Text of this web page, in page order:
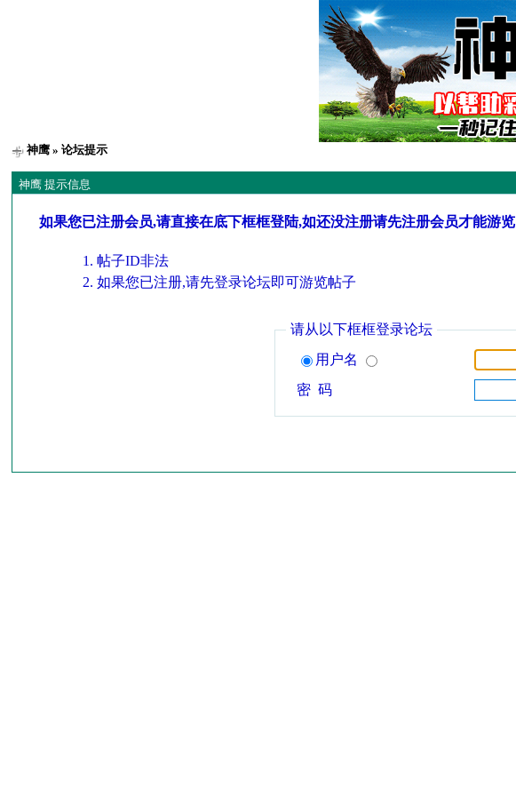
神鹰 » 论坛提示
神鹰 提示信息
如果您已注册会员,请直接在底下框框登陆,如还没注册请先注册会员才能游览
帖子ID非法
如果您已注册,请先登录论坛即可游览帖子
请从以下框框登录论坛
用户名
密 码